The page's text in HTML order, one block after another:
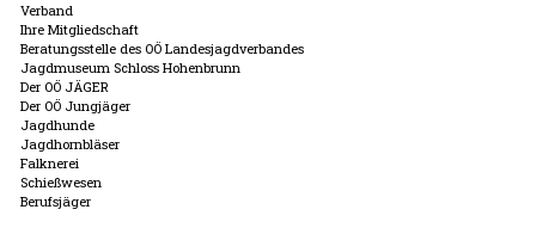
Verband
Ihre Mitgliedschaft
Beratungsstelle des OÖ Landesjagdverbandes
Jagdmuseum Schloss Hohenbrunn
Der OÖ JÄGER
Der OÖ Jungjäger
Jagdhunde
Jagdhornbläser
Falknerei
Schießwesen
Berufsjäger